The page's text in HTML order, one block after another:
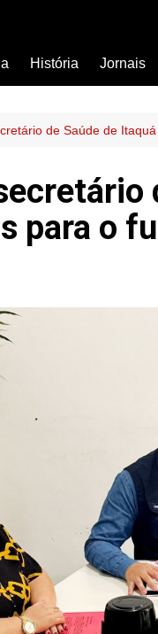
História Jornais
de Saúde de
para o